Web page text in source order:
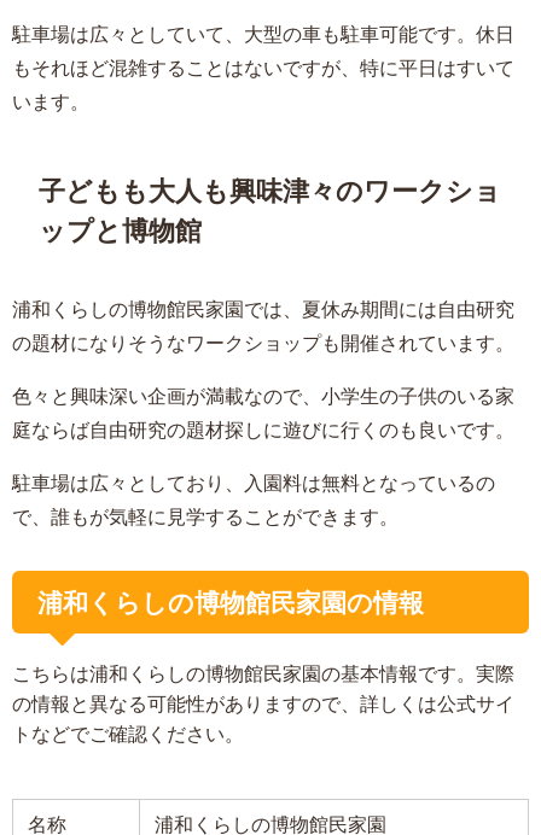
駐車場は広々としていて、大型の車も駐車可能です。休日
もそれほど混雑することはないですが、特に平日はすいて
います。
子どもも大人も興味津々のワークショ
ップと博物館
浦和くらしの博物館民家園では、夏休み期間には自由研究
の題材になりそうなワークショップも開催されています。
色々と興味深い企画が満載なので、小学生の子供のいる家
庭ならば自由研究の題材探しに遊びに行くのも良いです。
駐車場は広々としており、入園料は無料となっているの
で、誰もが気軽に見学することができます。
浦和くらしの博物館民家園の情報
こちらは浦和くらしの博物館民家園の基本情報です。実際
の情報と異なる可能性がありますので、詳しくは公式サイ
トなどでご確認ください。
名称 浦和くらしの博物館民家園